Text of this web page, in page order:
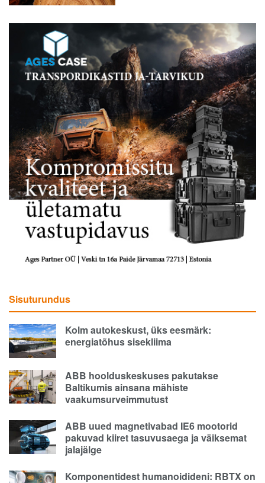
Sisuturundus
Kolm autokeskust, üks eesmärk:
energiatõhus sisekliima
ABB hoolduskeskuses pakutakse
Baltikumis ainsana mähiste
vaakumsurveimmutust
ABB uued magnetivabad IE6 mootorid
pakuvad kiiret tasuvusaega ja väiksemat
jalajälge
Komponentidest humanoidideni: RBTX on